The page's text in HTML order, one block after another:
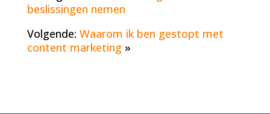
beslissingen nemen
Volgende: Waarom ik ben gestopt met
content marketing »